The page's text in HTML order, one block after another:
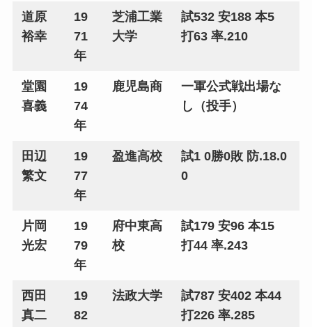
道原
裕幸
19
71
年
芝浦工業
大学
試532 安188 本5
打63 率.210
堂園
喜義
19
74
年
鹿児島商
一軍公式戦出場な
し（投手）
田辺
繁文
19
77
年
盈進高校
試1 0勝0敗 防.18.0
0
片岡
光宏
19
79
年
府中東高
校
試179 安96 本15
打44 率.243
西田
真二
19
82
法政大学
試787 安402 本44
打226 率.285